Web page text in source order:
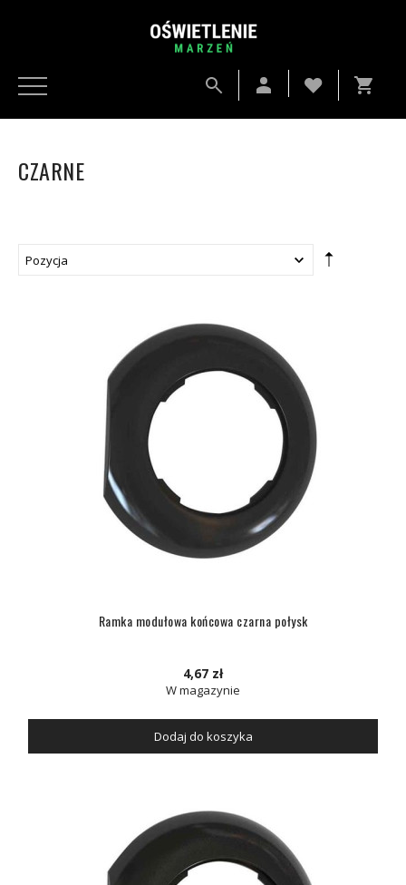
CZARNE
Ramka modułowa końcowa czarna połysk
4,67 zł
W magazynie
Dodaj do koszyka